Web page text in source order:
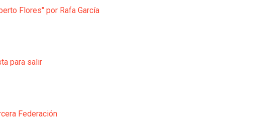
Flores" por Rafa García
para salir
Federación